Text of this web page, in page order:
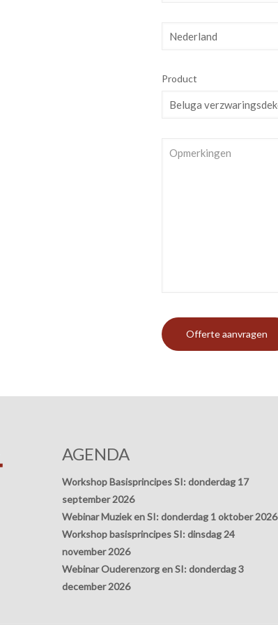
Product
AGENDA
Workshop Basisprincipes SI: donderdag 17
september 2026
Webinar Muziek en SI: donderdag 1 oktober 2026
Workshop basisprincipes SI: dinsdag 24
november 2026
Webinar Ouderenzorg en SI: donderdag 3
december 2026